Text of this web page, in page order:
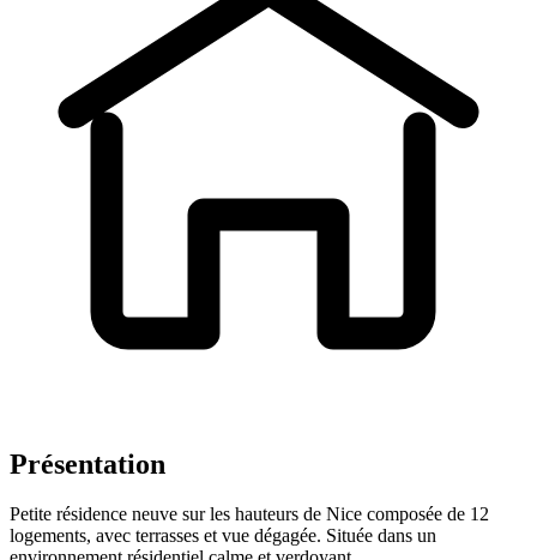
Présentation
Petite résidence neuve sur les hauteurs de Nice composée de 12
logements, avec terrasses et vue dégagée. Située dans un